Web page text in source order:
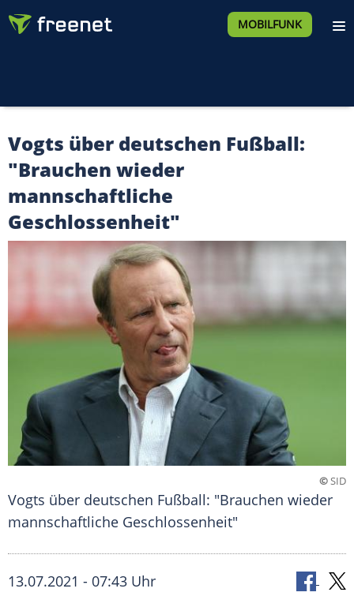
MOBILFUNK
Vogts über deutschen Fußball:
"Brauchen wieder
mannschaftliche
Geschlossenheit"
©SID
Vogts über deutschen Fußball: "Brauchen wieder
mannschaftliche Geschlossenheit"
13.07.2021 - 07:43 Uhr